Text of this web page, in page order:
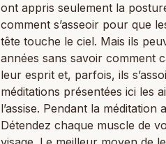
ont appris seulement la
comment s’asseoir pour que
tête touche le ciel. Mais ils
années sans savoir comment
leur esprit et, parfois, ils
méditations présentées ici les
l’assise. Pendant la
Détendez chaque muscle de